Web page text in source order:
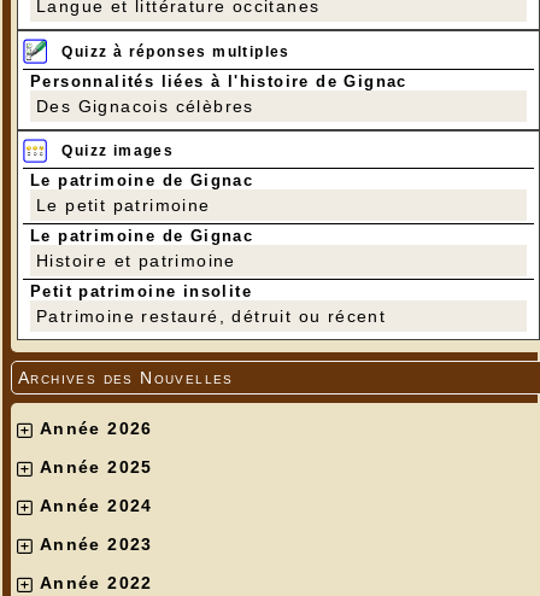
Langue et littérature occitanes
Quizz à réponses multiples
Personnalités liées à l'histoire de Gignac
Des Gignacois célèbres
Quizz images
Le patrimoine de Gignac
Le petit patrimoine
Le patrimoine de Gignac
Histoire et patrimoine
Petit patrimoine insolite
Patrimoine restauré, détruit ou récent
Archives des Nouvelles
Année 2026
Année 2025
Année 2024
Année 2023
Année 2022